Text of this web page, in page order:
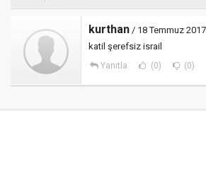
kurthan / 18 Temmuz
katil şerefsiz israil
Yanıtla (0) (0)